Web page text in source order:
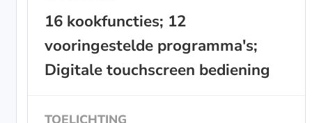
16 kookfuncties; 12
vooringestelde programma's;
Digitale touchscreen bediening